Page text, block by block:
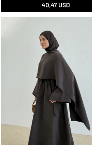
40,47 USD